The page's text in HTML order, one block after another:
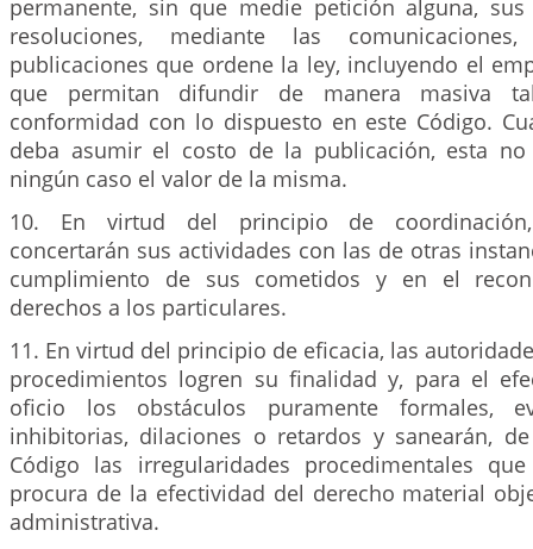
permanente, sin que medie petición alguna,
resoluciones, mediante las
publicaciones que ordene la ley, incluyendo el
que permitan difundir de manera masiva
conformidad con lo dispuesto en este Código.
deba asumir el costo de la publicación, esta
ningún caso el valor de la misma.
10. En virtud del principio de
concertarán sus actividades con las de otras
cumplimiento de sus cometidos y en el
derechos a los particulares.
11. En virtud del principio de eficacia, las
procedimientos logren su finalidad y, para el
oficio los obstáculos puramente formales,
inhibitorias, dilaciones o retardos y sanearán,
Código las irregularidades procedimentales
procura de la efectividad del derecho material
administrativa.